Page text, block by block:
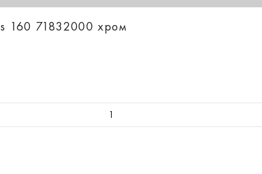
160 71832000 хром